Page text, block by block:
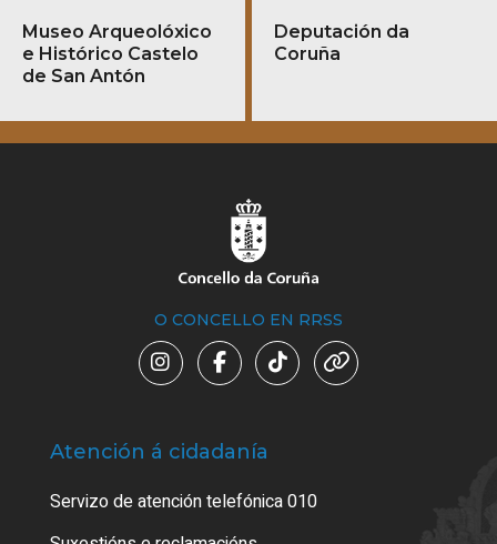
Museo Arqueolóxico
e Histórico Castelo
de San Antón
Deputación da
Coruña
O CONCELLO EN RRSS
Atención á cidadanía
Servizo de atención telefónica 010